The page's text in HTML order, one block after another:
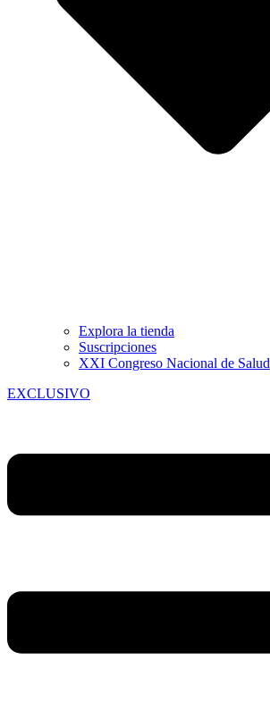
Explora la tienda
Suscripciones
XXI Congreso Nacional de Salud
EXCLUSIVO